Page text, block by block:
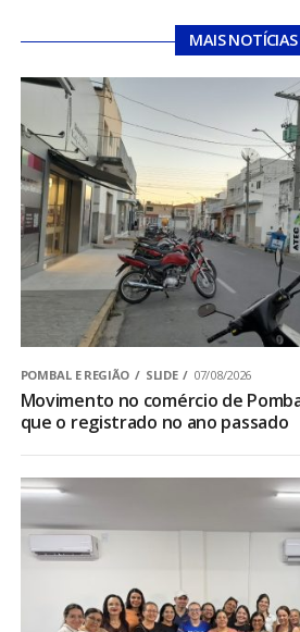
MAIS NOTÍCIAS
POMBAL E REGIÃO SLIDE 07/08/2026
Movimento no comércio de
que o registrado no ano passado